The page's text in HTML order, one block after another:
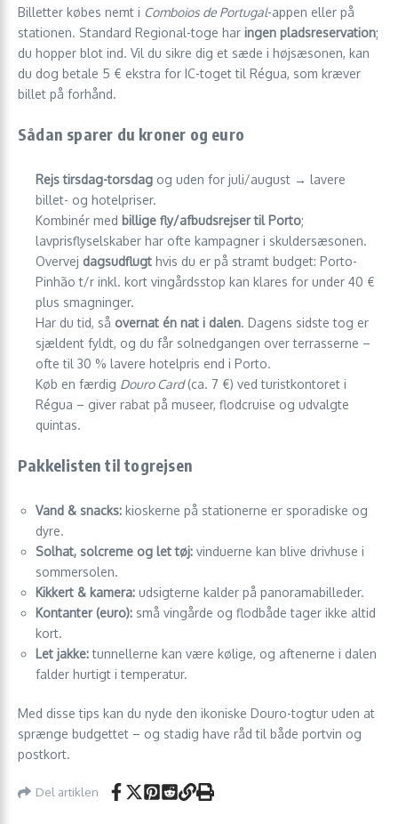
Billetter købes nemt i Comboios de Portugal-appen eller på
stationen. Standard Regional-toge har ingen pladsreservation;
du hopper blot ind. Vil du sikre dig et sæde i højsæsonen, kan
du dog betale 5 € ekstra for IC-toget til Régua, som kræver
billet på forhånd.
Sådan sparer du kroner og euro
Rejs tirsdag-torsdag og uden for juli/august → lavere
billet- og hotelpriser.
Kombinér med billige fly/afbudsrejser til Porto;
lavprisflyselskaber har ofte kampagner i skuldersæsonen.
Overvej dagsudflugt hvis du er på stramt budget: Porto-
Pinhão t/r inkl. kort vingårdsstop kan klares for under 40 €
plus smagninger.
Har du tid, så overnat én nat i dalen. Dagens sidste tog er
sjældent fyldt, og du får solnedgangen over terrasserne –
ofte til 30 % lavere hotelpris end i Porto.
Køb en færdig Douro Card(ca. 7 €) ved turistkontoret i
Régua – giver rabat på museer, flodcruise og udvalgte
quintas.
Pakkelisten til togrejsen
Vand & snacks: kioskerne på stationerne er sporadiske og
dyre.
Solhat, solcreme og let tøj: vinduerne kan blive drivhuse i
sommersolen.
Kikkert & kamera: udsigterne kalder på panoramabilleder.
Kontanter (euro): små vingårde og flodbåde tager ikke altid
kort.
Let jakke:tunnellerne kan være kølige, og aftenerne i dalen
falder hurtigt i temperatur.
Med disse tips kan du nyde den ikoniske Douro-togtur uden at
sprænge budgettet – og stadig have råd til både portvin og
postkort.
Del artiklen